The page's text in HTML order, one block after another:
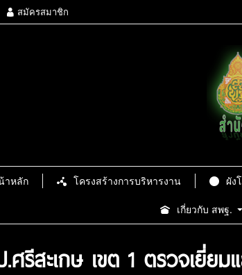
สมัครสมาชิก
าหลัก โครงสร้างการบริหารงาน ผัง
เกี่ยวกับ สพฐ.
รีสะเกษ เขต 1 ตรวจเยี่ยม